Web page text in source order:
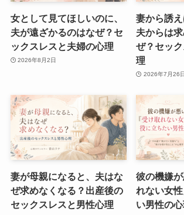
女として見てほしいのに、
夫が遠ざかるのはなぜ？セ
ックスレスと夫婦の心理
2026年8月2日
妻から誘え
夫からは
ぜ？セッ
理
2026年7月26日
妻が母親になると、夫はな
ぜ求めなくなる？出産後の
セックスレスと男性心理
彼の機嫌
れない女
い男性の